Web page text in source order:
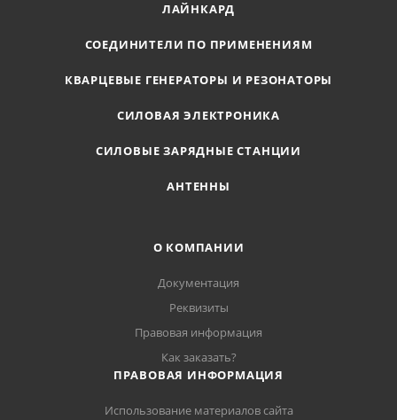
ЛАЙНКАРД
СОЕДИНИТЕЛИ ПО ПРИМЕНЕНИЯМ
КВАРЦЕВЫЕ ГЕНЕРАТОРЫ И РЕЗОНАТОРЫ
СИЛОВАЯ ЭЛЕКТРОНИКА
СИЛОВЫЕ ЗАРЯДНЫЕ СТАНЦИИ
АНТЕННЫ
О КОМПАНИИ
Документация
Реквизиты
Правовая информация
Как заказать?
ПРАВОВАЯ ИНФОРМАЦИЯ
Использование материалов сайта